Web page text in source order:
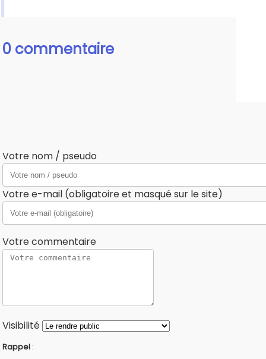
0 commentaire
Votre nom / pseudo
Votre e-mail (obligatoire et masqué sur le site)
Votre commentaire
Visibilité
Rappel :